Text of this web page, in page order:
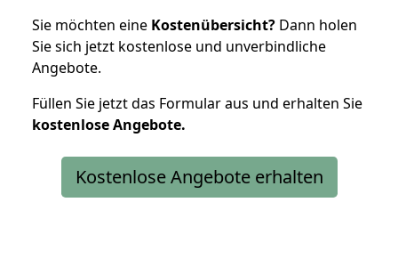
Sie möchten eine Kostenübersicht? Dann holen
Sie sich jetzt kostenlose und unverbindliche
Angebote.
Füllen Sie jetzt das Formular aus und erhalten Sie
kostenloseAngebote.
Kostenlose Angebote erhalten